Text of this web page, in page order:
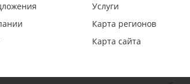
Услуги
Карта регионов
Карта сайта